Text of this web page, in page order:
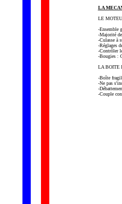
LA
LE
-Ensemble
-Majorité
-Culasse à
-Réglages
-Contrôler
-Bougies :
LA BOITE
-Boîte
-Ne pas
-
-Couple